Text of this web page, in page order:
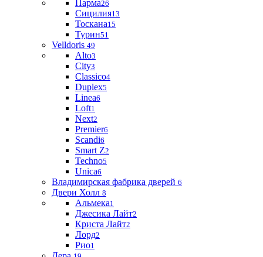
Парма26
Сицилия13
Тоскана15
Турин51
Velldoris 49
Alto3
City3
Classico4
Duplex5
Linea6
Loft1
Next2
Premier6
Scandi6
Smart Z2
Techno5
Unica6
Владимирская фабрика дверей 6
Двери Холл 8
Альмека1
Джесика Лайт2
Криста Лайт2
Лорд2
Рио1